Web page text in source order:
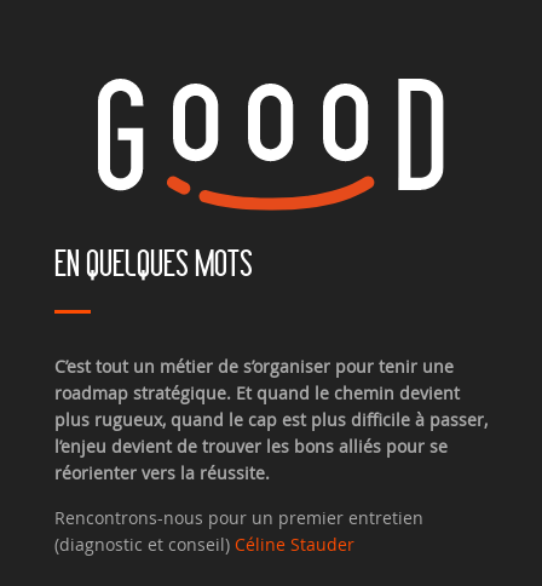
EN QUELQUES MOTS
C’est tout un métier de s’organiser pour tenir une
roadmap stratégique. Et quand le chemin devient
plus rugueux, quand le cap est plus difficile à passer,
l’enjeu devient de trouver les bons alliés pour se
réorienter vers la réussite.
Rencontrons-nous pour un premier entretien
(diagnostic et conseil) Céline Stauder